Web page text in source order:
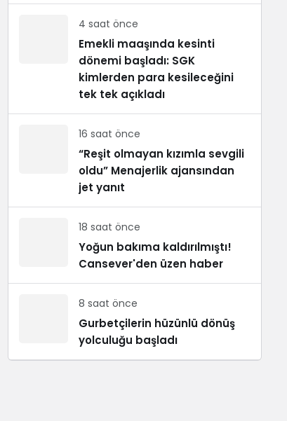
Sistem modunu seçin.
4 saat önce
Emekli maaşında kesinti
dönemi başladı: SGK
kimlerden para kesileceğini
tek tek açıkladı
16 saat önce
“Reşit olmayan kızımla sevgili
oldu” Menajerlik ajansından
jet yanıt
18 saat önce
Yoğun bakıma kaldırılmıştı!
Cansever'den üzen haber
8 saat önce
Gurbetçilerin hüzünlü dönüş
yolculuğu başladı